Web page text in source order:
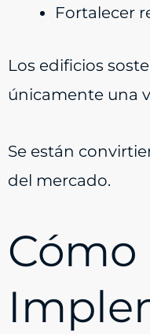
Fortalecer
Los edificios
únicamente una
Se están
del mercado.
Cómo